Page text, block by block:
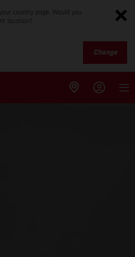
country page. Would you
location?
Change